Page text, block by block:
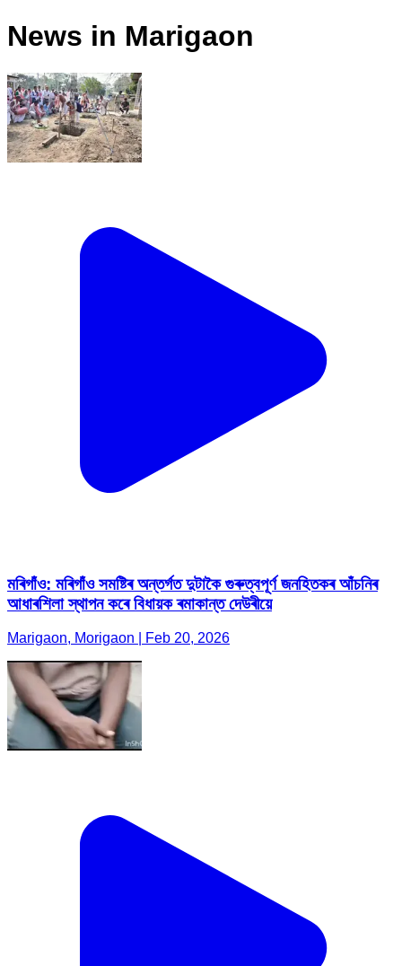
News in Marigaon
মৰিগাঁও: মৰিগাঁও সমষ্টিৰ অন্তৰ্গত দুটাকৈ গুৰুত্বপূৰ্ণ জনহিতকৰ আঁচনিৰ
আধাৰশিলা স্থাপন কৰে বিধায়ক ৰমাকান্ত দেউৰীয়ে
Marigaon, Morigaon | Feb 20, 2026